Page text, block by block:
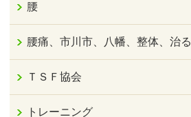
腰
腰痛、市川市、八幡、整体、治る
ＴＳＦ協会
トレーニング